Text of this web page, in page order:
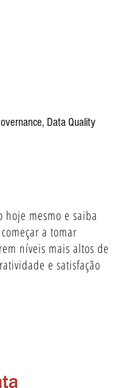
Data Quality
hoje mesmo e saiba
a tomar
níveis mais altos de
e satisfação